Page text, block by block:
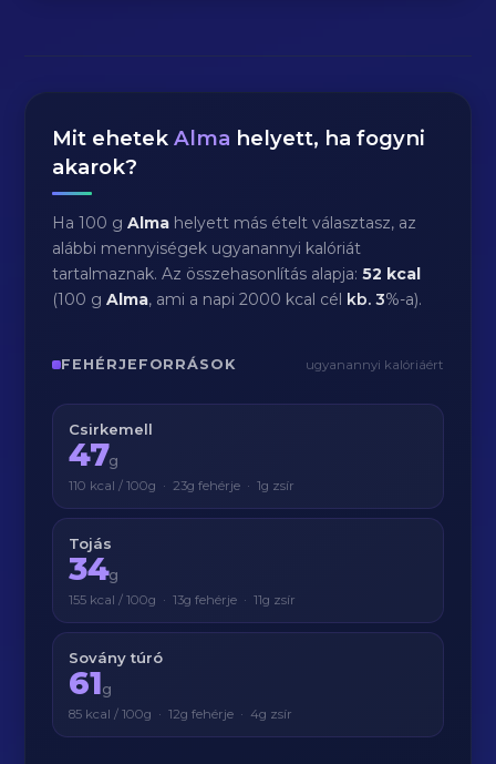
Mit ehetekAlma helyett, ha fogyni
akarok?
Ha 100 gAlma helyett más ételt választasz, az
alábbi mennyiségek ugyanannyi kalóriát
tartalmaznak. Az összehasonlítás alapja:52 kcal
(100 gAlma, ami a napi 2000 kcal cél kb.3%-a).
FEHÉRJEFORRÁSOK ugyanannyi kalóriáért
Csirkemell
47g
110 kcal / 100g · 23g fehérje · 1g zsír
Tojás
34g
155 kcal / 100g · 13g fehérje · 11g zsír
Sovány túró
61g
85 kcal / 100g · 12g fehérje · 4g zsír